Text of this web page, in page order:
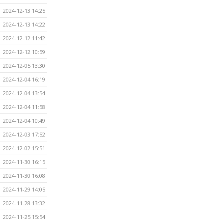
2024-12-13 14:25
2024-12-13 14:22
2024-12-12 11:42
2024-12-12 10:59
2024-12-05 13:30
2024-12-04 16:19
2024-12-04 13:54
2024-12-04 11:58
2024-12-04 10:49
2024-12-03 17:52
2024-12-02 15:51
2024-11-30 16:15
2024-11-30 16:08
2024-11-29 14:05
2024-11-28 13:32
2024-11-25 15:54